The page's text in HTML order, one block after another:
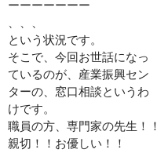
メイク
MAKE
初回限定 メイクレッスン
LINEでご予約
LINE
ーーーーーーー
という状況です。
そこで、今回お世話になっ
ているのが、産業振興セン
ターの、窓口相談というわ
けです。
職員の方、専門家の先生！
親切！！お優しい！！